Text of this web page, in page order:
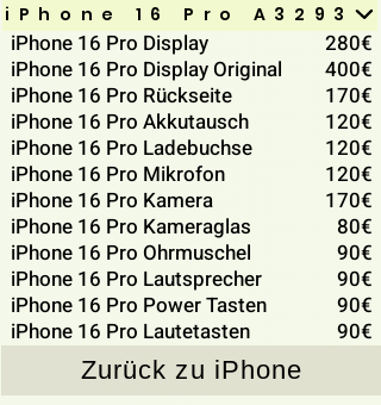
iPhone 16 Pro A3293
iPhone 16 Pro Display
iPhone 16 Pro Display Original
iPhone 16 Pro Rückseite
iPhone 16 Pro Akkutausch
iPhone 16 Pro Ladebuchse
iPhone 16 Pro Mikrofon
iPhone 16 Pro Kamera
iPhone 16 Pro Kameraglas
iPhone 16 Pro Ohrmuschel
iPhone 16 Pro Lautsprecher
iPhone 16 Pro Power Tasten
iPhone 16 Pro Lautetasten
280€
400€
170€
120€
120€
120€
170€
80€
90€
90€
90€
90€
Zurück zu iPhone